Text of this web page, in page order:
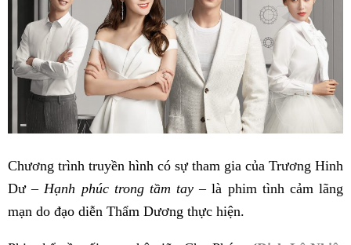
Chương trình truyền hình có sự tham gia của Trương Hinh
Dư –Hạnh phúc trong tầm tay – là phim tình cảm lãng
mạn do đạo diễn Thẩm Dương thực hiện.